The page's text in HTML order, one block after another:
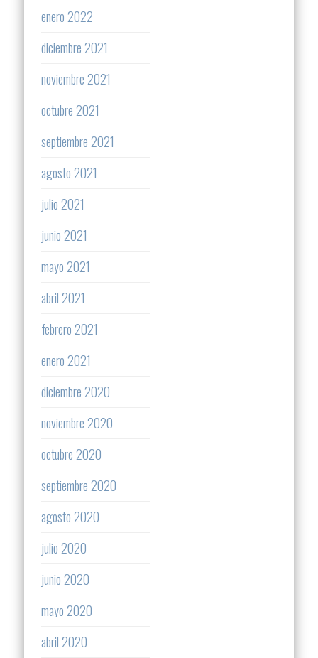
enero 2022
diciembre 2021
noviembre 2021
octubre 2021
septiembre 2021
agosto 2021
julio 2021
junio 2021
mayo 2021
abril 2021
febrero 2021
enero 2021
diciembre 2020
noviembre 2020
octubre 2020
septiembre 2020
agosto 2020
julio 2020
junio 2020
mayo 2020
abril 2020